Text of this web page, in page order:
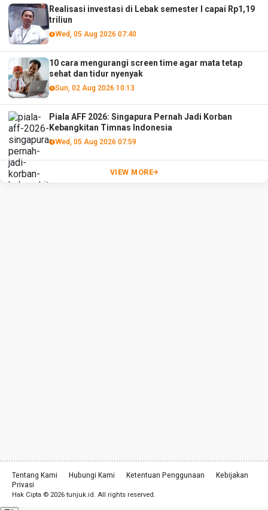
Realisasi investasi di Lebak semester I capai Rp1,19
triliun
Wed, 05 Aug 2026 07:40
10 cara mengurangi screen time agar mata tetap
sehat dan tidur nyenyak
Sun, 02 Aug 2026 10:13
Piala AFF 2026: Singapura Pernah Jadi Korban
Kebangkitan Timnas Indonesia
Wed, 05 Aug 2026 07:59
VIEW MORE
Tentang Kami Hubungi Kami Ketentuan Penggunaan
Kebijakan
Privasi
Hak Cipta © 2026 tunjuk.id. All rights reserved.